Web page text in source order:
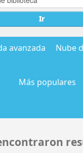
Ir
avanzada Nube
Más populares